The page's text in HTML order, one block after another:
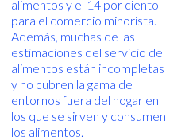
alimentos y el 14 por ciento
para el comercio minorista.
Además, muchas de las
estimaciones del servicio de
alimentos están incompletas
y no cubren la gama de
entornos fuera del hogar en
los que se sirven y consumen
los alimentos.